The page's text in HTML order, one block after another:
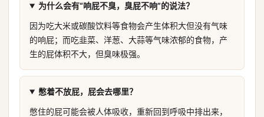
为什么会有“响屁不臭，臭屁不响”的说法？
因为吃大米或碳酸饮料等食物会产生体积大但没有气味
的响屁；而吃韭菜、洋葱、大蒜等气味浓郁的食物，产
生的屁体积不大，但臭味极强。
憋着不放屁，屁会去哪里？
憋住的屁可能会被人体吸收，重新回到呼吸中排出来，